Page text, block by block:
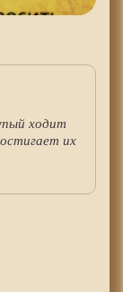
ходит
их